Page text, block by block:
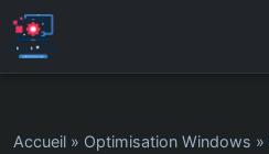
Accueil » Optimisation Windows »